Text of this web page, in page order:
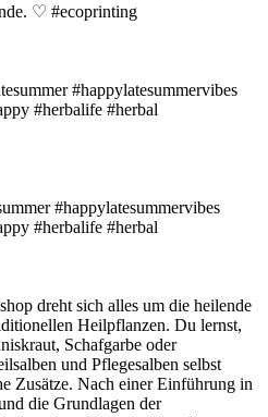
♡ #ecoprinting
#happylatesummervibes
#herbalife #herbal